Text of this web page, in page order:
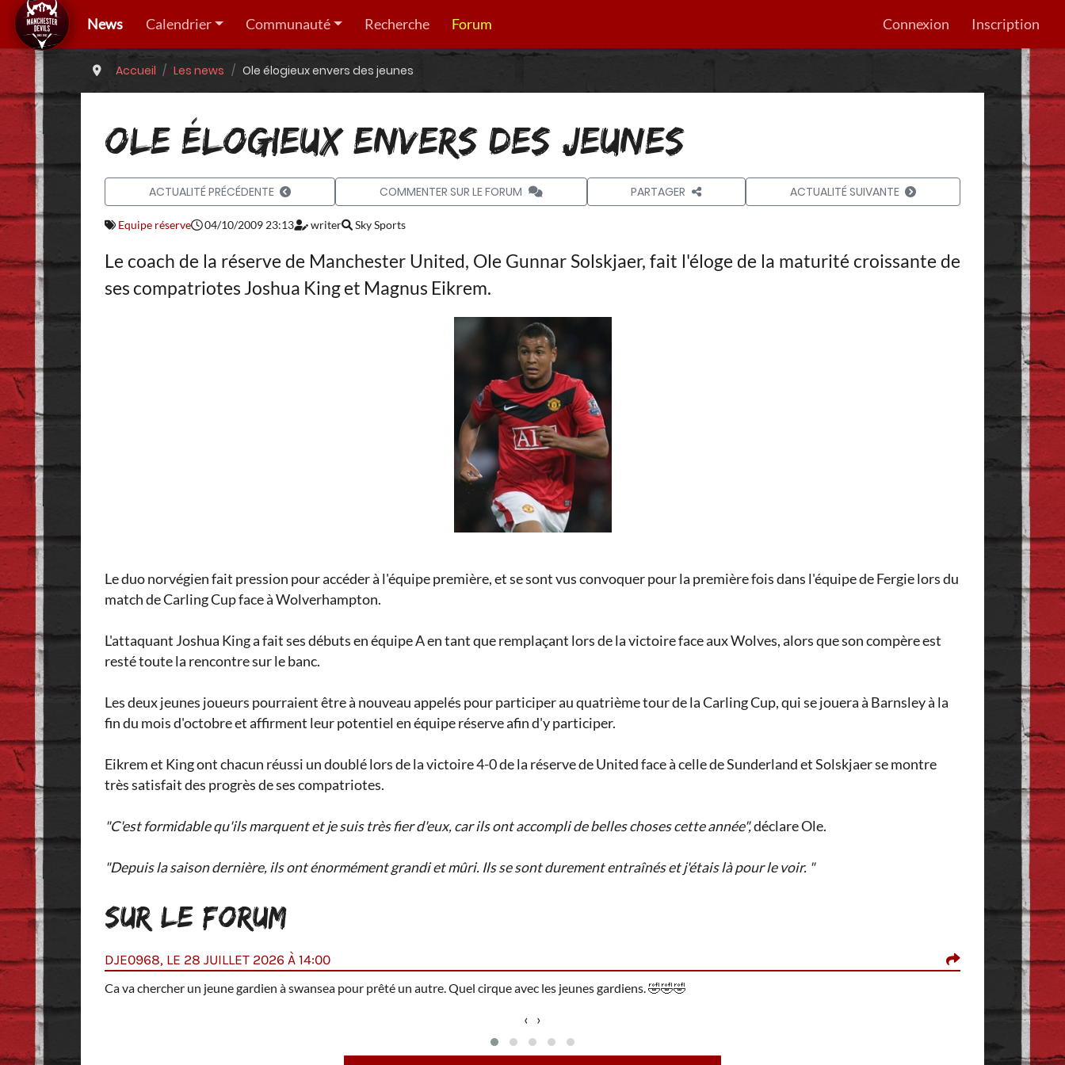
News Calendrier Communauté Recherche Forum Connexion Inscription
Accueil Les news Ole élogieux envers des jeunes
OLE ÉLOGIEUX ENVERS DES JEUNES
ACTUALITÉ PRÉCÉDENTE COMMENTER SUR LE FORUM PARTAGER ACTUALITÉ SUIVANTE
Equipe réserve 04/10/2009 23:13 writer Sky Sports
Le coach de la réserve de Manchester United, Ole Gunnar Solskjaer, fait l'éloge de la maturité croissante de
ses compatriotes Joshua King et Magnus Eikrem.
Le duo norvégien fait pression pour accéder à l'équipe première, et se sont vus convoquer pour la première fois dans l'équipe de Fergie lors du
match de Carling Cup face à Wolverhampton.
L'attaquant Joshua King a fait ses débuts en équipe A en tant que remplaçant lors de la victoire face aux Wolves, alors que son compère est
resté toute la rencontre sur le banc.
Les deux jeunes joueurs pourraient être à nouveau appelés pour participer au quatrième tour de la Carling Cup, qui se jouera à Barnsley à la
fin du mois d'octobre et affirment leur potentiel en équipe réserve afin d'y participer.
Eikrem et King ont chacun réussi un doublé lors de la victoire 4-0 de la réserve de United face à celle de Sunderland et Solskjaer se montre
très satisfait des progrès de ses compatriotes.
"C'est formidable qu'ils marquent et je suis très fier d'eux, car ils ont accompli de belles choses cette année",déclare Ole.
"Depuis la saison dernière, ils ont énormément grandi et mûri. Ils se sont durement entraînés et j'étais là pour le voir. "
SUR LE FORUM
DJE0968, LE 28 JUILLET 2026 À 14:00
Ca va chercher un jeune gardien à swansea pour prêté un autre. Quel cirque avec les jeunes gardiens. 🤣🤣🤣
SOLERO, LE 28
Shea Lacey le
la baisse de
‹ ›